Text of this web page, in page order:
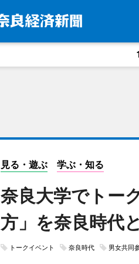
見る・遊ぶ 学ぶ・知る
奈良大学でトー
方」を奈良時代
トークイベント 奈良時代 男女共同